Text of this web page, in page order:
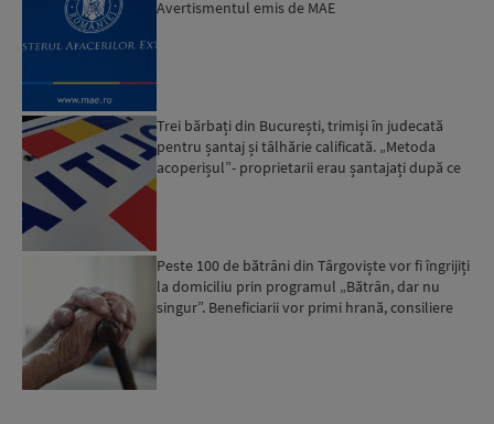
Avertismentul emis de MAE
Trei bărbați din București, trimiși în judecată
pentru șantaj și tâlhărie calificată. „Metoda
acoperișul”- proprietarii erau șantajați după ce
Peste 100 de bătrâni din Târgoviște vor fi îngrijiți
la domiciliu prin programul „Bătrân, dar nu
singur”. Beneficiarii vor primi hrană, consiliere